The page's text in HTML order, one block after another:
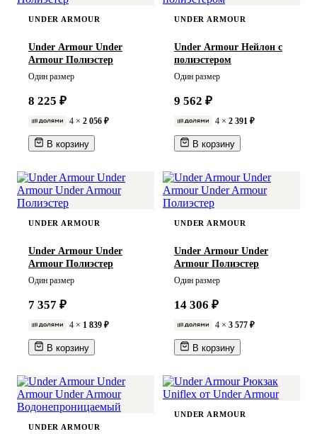
UNDER ARMOUR
Under Armour Under
Armour Полиэстер
Один размер
8 225 ₽
4 × 2 056 ₽
В корзину
UNDER ARMOUR
Under Armour Нейлон с
полиэстером
Один размер
9 562 ₽
4 × 2 391 ₽
В корзину
UNDER ARMOUR
Under Armour Under
Armour Полиэстер
Один размер
7 357 ₽
4 × 1 839 ₽
В корзину
UNDER ARMOUR
Under Armour Under
Armour Полиэстер
Один размер
14 306 ₽
4 × 3 577 ₽
В корзину
UNDER ARMOUR
UNDER ARMOUR